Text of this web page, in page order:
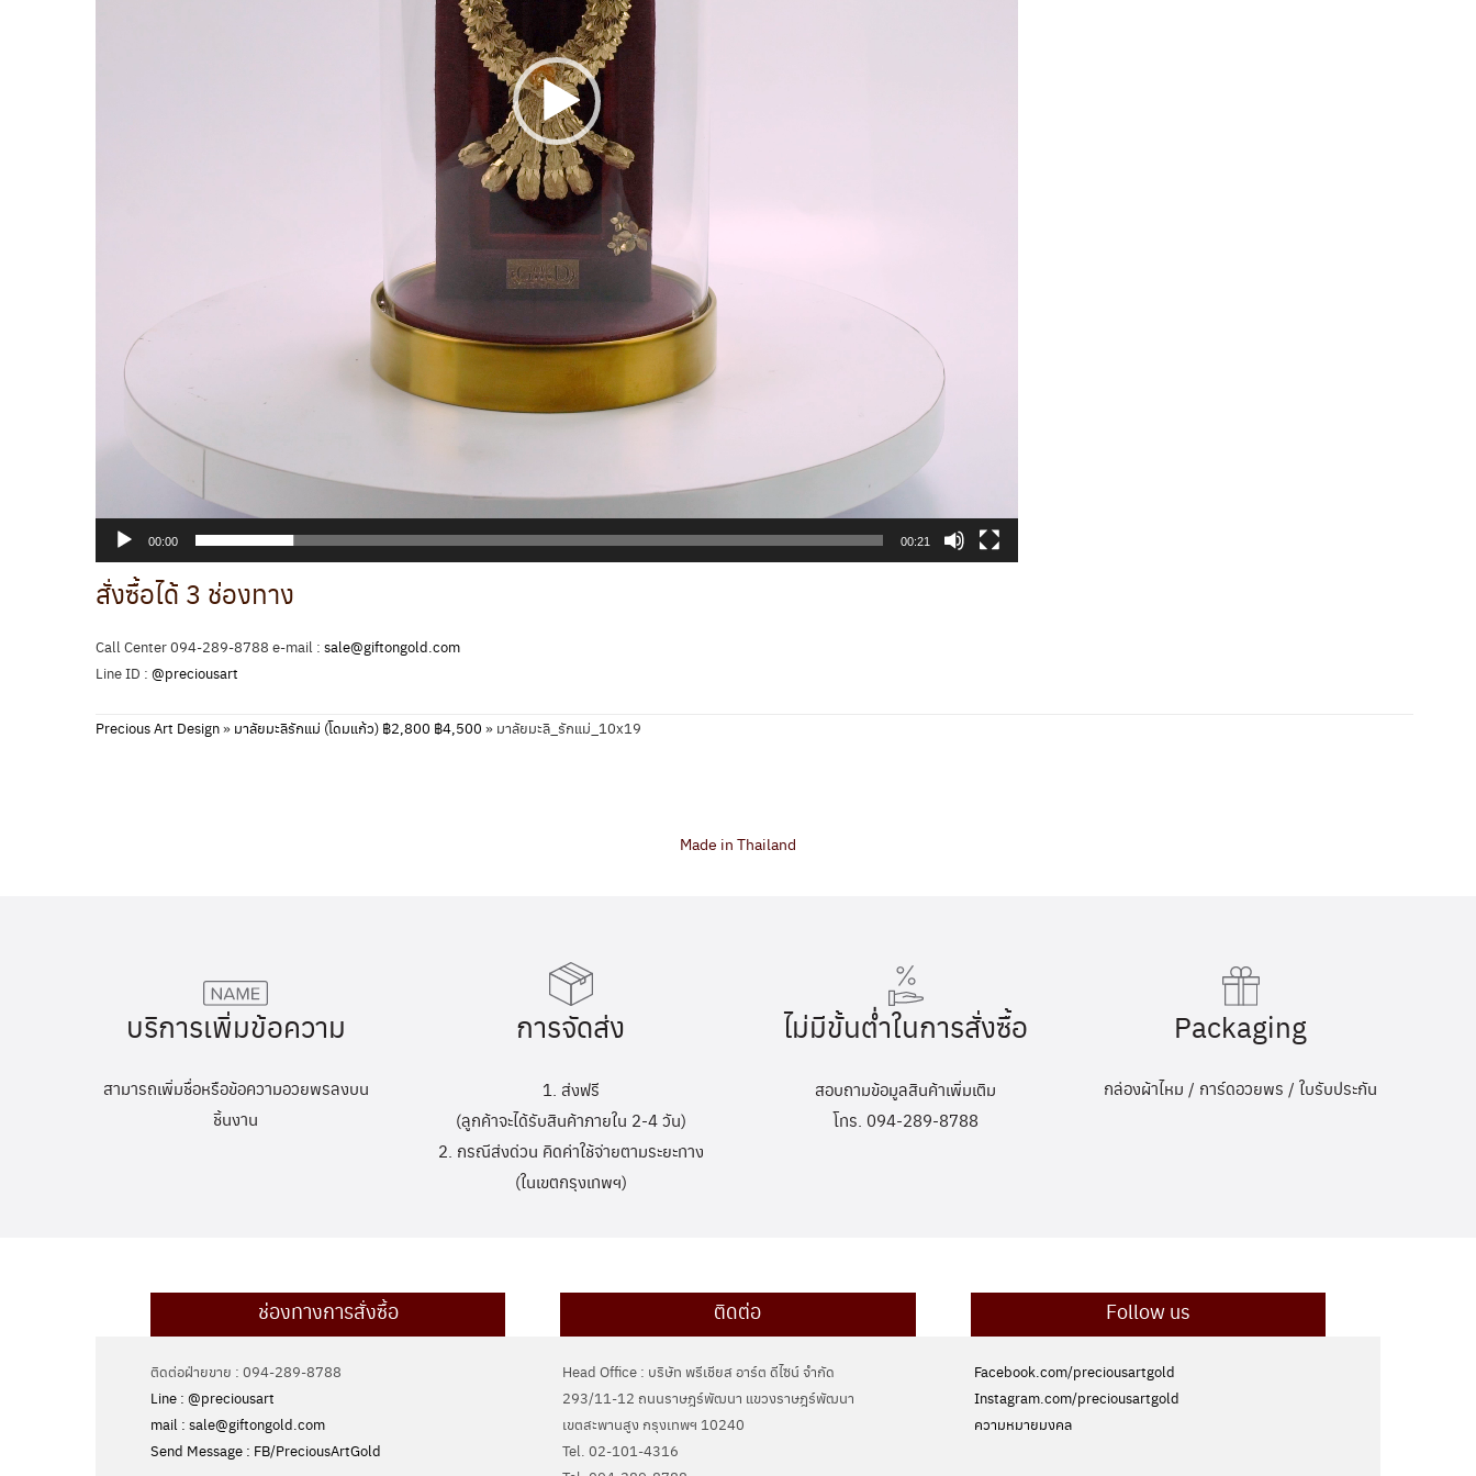
00:00 00:21
สั่งซื้อได้ 3 ช่องทาง
Call Center 094-289-8788 e-mail : sale@giftongold.com
Line ID : @preciousart
Precious Art Design» มาลัยมะลิรักแม่ (โดมแก้ว) ฿2,800 ฿4,500 » มาลัยมะลิ_รักแม่_10x19
Made in Thailand
บริการเพิ่มข้อความ
สามารถเพิ่มชื่อหรือข้อความอวยพรลงบน
ชิ้นงาน
การจัดส่ง
1. ส่งฟรี
(ลูกค้าจะได้รับสินค้าภายใน 2-4 วัน)
2. กรณีส่งด่วน คิดค่าใช้จ่ายตามระยะทาง
(ในเขตกรุงเทพฯ)
ไม่มีขั้นต่ำในการสั่งซื้อ
สอบถามข้อมูลสินค้าเพิ่มเติม
โทร. 094-289-8788
Packaging
กล่องผ้าไหม / การ์ดอวยพร / ใบรับประกัน
ช่องทางการสั่งซื้อ ติดต่อ Follow us
ติดต่อฝ่ายขาย : 094-289-8788
Line : @preciousart
mail : sale@giftongold.com
Send Message : FB/PreciousArtGold
Head Office : บริษัท พรีเชียส อาร์ต ดีไซน์ จำกัด
293/11-12 ถนนราษฎร์พัฒนา แขวงราษฎร์พัฒนา
เขตสะพานสูง กรุงเทพฯ 10240
Tel. 02-101-4316
Facebook.com/preciousartgold
Instagram.com/preciousartgold
ความหมายมงคล